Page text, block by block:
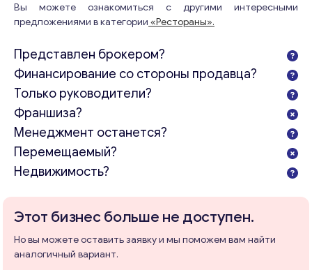
Вы можете ознакомиться с другими интересными
предложениями в категории «Рестораны».
Представлен брокером?
Финансирование со стороны продавца?
Только руководители?
Франшиза?
Менеджмент останется?
Перемещаемый?
Недвижимость?
Этот бизнес больше не доступен.
Но вы можете оставить заявку и мы поможем вам найти
аналогичный вариант.